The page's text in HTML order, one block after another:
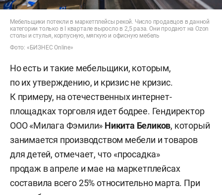
Мебельщики потекли в маркетплейсы рекой. Число продавцов в данной
категории только в I квартале выросло в 2,5 раза. Они продают на Ozon
столы и стулья, корпусную, мягкую и офисную мебель
Фото: «БИЗНЕС Online»
Но есть и такие мебельщики, которым,
по их утверждению, и кризис не кризис.
К примеру, на отечественных интернет-
площадках торговля идет бодрее. Гендиректор
ООО «Милага Фэмили» Никита Беликов, который
занимается производством мебели и товаров
для детей, отмечает, что «просадка»
продаж в апреле и мае на маркетплейсах
составила всего 25% относительно марта. При